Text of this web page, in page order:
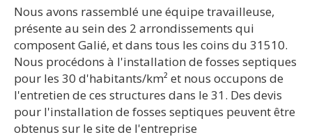
Nous avons rassemblé une équipe travailleuse,
présente au sein des 2 arrondissements qui
composent Galié, et dans tous les coins du 31510.
Nous procédons à l'installation de fosses septiques
pour les 30 d'habitants/km² et nous occupons de
l'entretien de ces structures dans le 31. Des devis
pour l'installation de fosses septiques peuvent être
obtenus sur le site de l'entreprise